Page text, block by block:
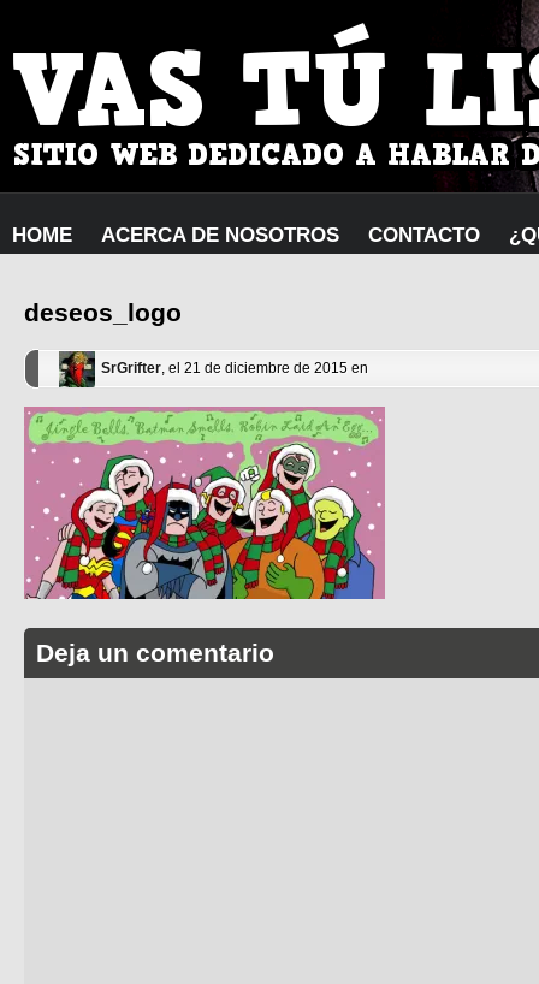
HOME ACERCA DE NOSOTROS CONTACTO
deseos_logo
SrGrifter, el 21 de diciembre de 2015 en
Deja un comentario